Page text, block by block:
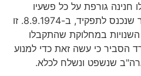
גורפת על כל פשעיו
האפשריים חודש לאחר שנכנס לתפקיד, ב-8.9.1974. זו
במחלוקת שהתקבלו
כי עשה זאת כדי למנוע
שנשפט ונשלח לכלא.